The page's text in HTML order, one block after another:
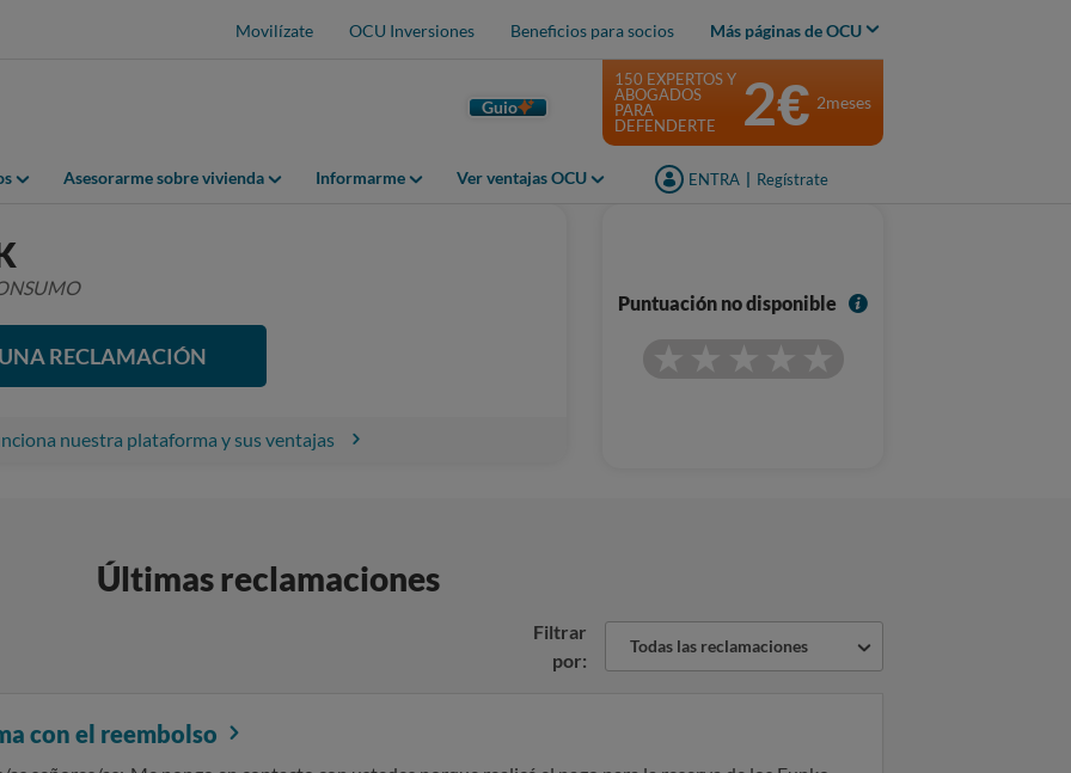
Movilízate OCU Inversiones Beneficios para socios Más páginas de OCU
Guio
Asesorarme sobre vivienda Informarme Ver ventajas OCU ENTRA Regístrate
150 EXPERTOS Y
ABOGADOS
PARA
DEFENDERTE
2€ 2meses
RECLAMACIÓN
nuestra plataforma y sus ventajas
Puntuación no disponible
I
Últimas reclamaciones
Filtrar
por:
Todas las reclamaciones
con el reembolso